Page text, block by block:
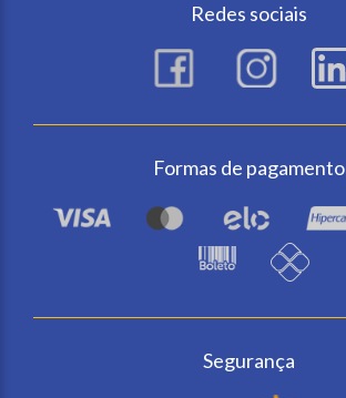
Redes sociais
Formas de pagamento
Segurança